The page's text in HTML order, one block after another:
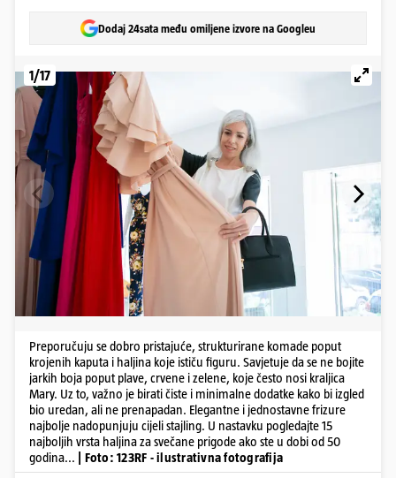
Dodaj 24sata među omiljene izvore na Googleu
1/17
Preporučuju se dobro pristajuće, strukturirane komade poput
krojenih kaputa i haljina koje ističu figuru. Savjetuje da se ne bojite
jarkih boja poput plave, crvene i zelene, koje često nosi kraljica
Mary. Uz to, važno je birati čiste i minimalne dodatke kako bi izgled
bio uredan, ali ne prenapadan. Elegantne i jednostavne frizure
najbolje nadopunjuju cijeli stajling. U nastavku pogledajte 15
najboljih vrsta haljina za svečane prigode ako ste u dobi od 50
godina...
| Foto: 123RF - ilustrativna fotografija